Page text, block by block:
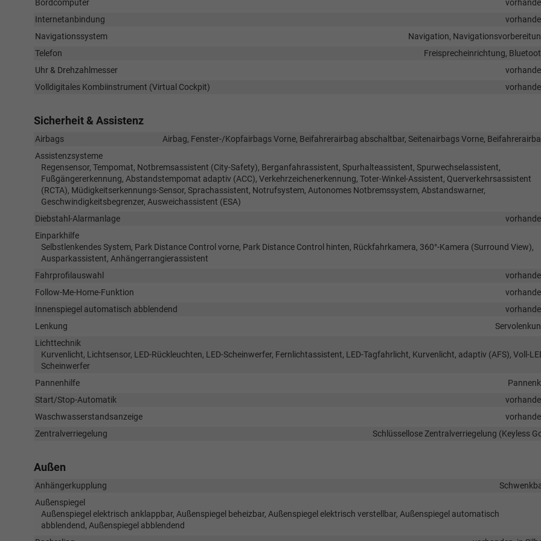
Bordcomputer
Internetanbindung
Navigationssystem
Navigation,
Telefon
Freisprecheinrichtung,
Uhr & Drehzahlmesser
Volldigitales Kombiinstrument (Virtual Cockpit)
Sicherheit & Assistenz
Airbags
Airbag, Fenster-/Kopfairbags Vorne, Beifahrerairbag abschaltbar, Seitenairbags Vorne,
Assistenzsysteme
Regensensor, Tempomat, Notbremsassistent (City-Safety), Berganfahrassistent, Spurhalteassistent, Spurwechselassistent,
Fußgängererkennung, Abstandstempomat adaptiv (ACC), Verkehrzeichenerkennung, Toter-Winkel-Assistent, Querverkehrsassistent
(RCTA), Müdigkeitserkennungs-Sensor, Sprachassistent, Notrufsystem, Autonomes Notbremssystem, Abstandswarner,
Geschwindigkeitsbegrenzer, Ausweichassistent (ESA)
Diebstahl-Alarmanlage
Einparkhilfe
Selbstlenkendes System, Park Distance Control vorne, Park Distance Control hinten, Rückfahrkamera, 360°-Kamera (Surround View),
Ausparkassistent, Anhängerrangierassistent
Fahrprofilauswahl
Follow-Me-Home-Funktion
Innenspiegel automatisch abblendend
Lenkung
Lichttechnik
Kurvenlicht, Lichtsensor, LED-Rückleuchten, LED-Scheinwerfer, Fernlichtassistent, LED-Tagfahrlicht, Kurvenlicht, adaptiv (AFS), Voll-
Scheinwerfer
Pannenhilfe
Start/Stop-Automatik
Waschwasserstandsanzeige
Zentralverriegelung
Schlüssellose Zentralverriegelung (Keyless
Außen
Anhängerkupplung
Außenspiegel
Außenspiegel elektrisch anklappbar, Außenspiegel beheizbar, Außenspiegel elektrisch verstellbar, Außenspiegel automatisch
abblendend, Außenspiegel abblendend